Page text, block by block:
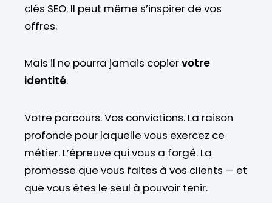
clés SEO. Il peut même s’inspirer de vos
offres.
Mais il ne pourra jamais copiervotre
identité.
Votre parcours. Vos convictions. La raison
profonde pour laquelle vous exercez ce
métier. L’épreuve qui vous a forgé. La
promesse que vous faites à vos clients — et
que vous êtes le seul à pouvoir tenir.